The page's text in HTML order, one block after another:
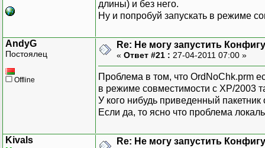
длины) и без него.
Ну и попробуй запускать в режиме
AndyG
Постоялец
Offline
Re: Не могу запустить
« Ответ #21 : 27-04-2011 07:00 »
Проблема в том, что OrdNoChk.prm
в режиме совместимости с XP/2003
У кого нибудь приведенный
Если да, то ясно что проблема
Kivals Re: Не могу запустить